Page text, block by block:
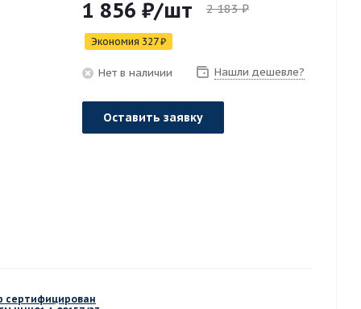
1 856 ₽/шт 2 183₽
Экономия 327₽
Нет в наличии Нашли дешевле?
Оставить заявку
сертифицирован